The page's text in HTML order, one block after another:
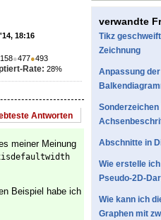
18:16
158●477●493
Rate: 28%
Antworten
meiner Meinung
Beispiel habe ich
verwandte
Tikz
Zeichnung
Anpassung
Abschnitte in
Wie erstelle
Pseudo-2D-
Wie kann ich
Graphen mit